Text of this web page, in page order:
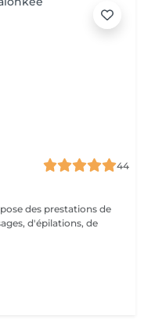
44
des prestations de
d'épilations, de